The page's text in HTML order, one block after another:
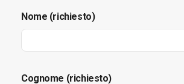
Nome (richiesto)
Cognome (richiesto)